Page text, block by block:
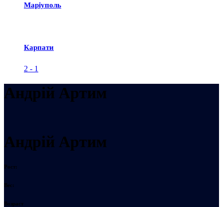
Маріуполь
Карпати
2 - 1
Андрій Артим
Андрій Артим
Рост:
Вес:
Возраст